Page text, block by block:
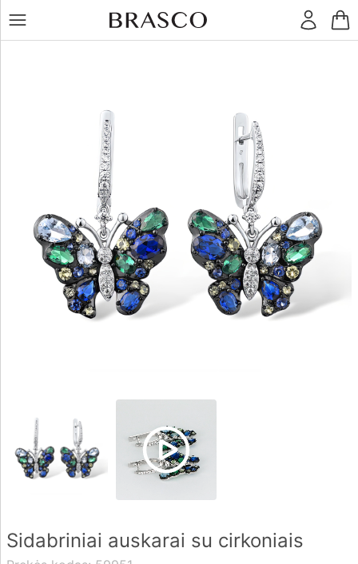
LT
Apyrankės
Grandinėlės
Pristatymas
Apmokėjimas
Rekvizitai
Sidabriniai auskarai su cirkoniais